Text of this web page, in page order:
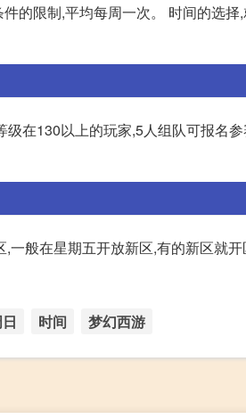
的限制,平均每周一次。 时间的选
在130以上的玩家,5人组队可报名
般在星期五开放新区,有的新区就
时间 梦幻西游